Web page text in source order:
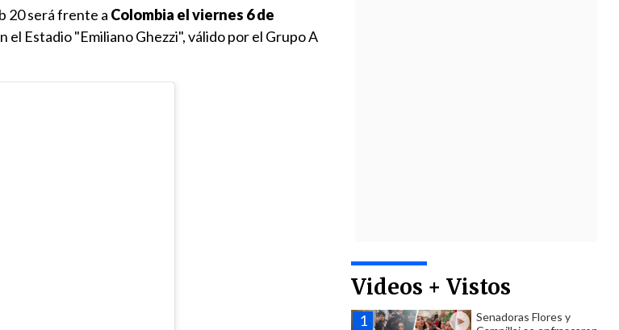
Videos + Vistos
Senadoras Flores y
20 será frente a Colombia el viernes 6 de
el Estadio "Emiliano Ghezzi", válido por el Grupo A